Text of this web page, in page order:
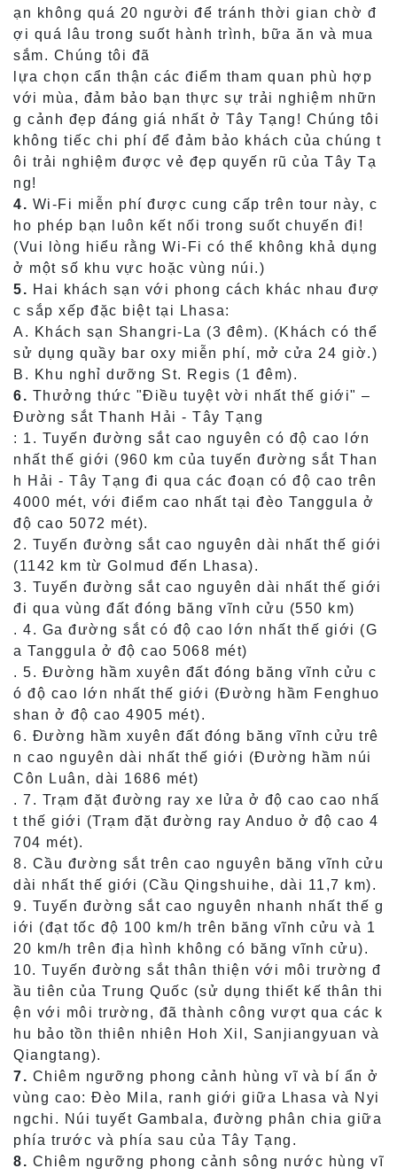
ạn không quá 20 người để tránh thời gian chờ đ
ợi quá lâu trong suốt hành trình, bữa ăn và mua
sắm. Chúng tôi đã
lựa chọn cẩn thận các điểm tham quan phù hợp
với mùa, đảm bảo bạn thực sự trải nghiệm nhữn
g cảnh đẹp đáng giá nhất ở Tây Tạng! Chúng tôi
không tiếc chi phí để đảm bảo khách của chúng t
ôi trải nghiệm được vẻ đẹp quyến rũ của Tây Tạ
ng!
4. Wi-Fi miễn phí được cung cấp trên tour này, c
ho phép bạn luôn kết nối trong suốt chuyến đi!
(Vui lòng hiểu rằng Wi-Fi có thể không khả dụng
ở một số khu vực hoặc vùng núi.)
5. Hai khách sạn với phong cách khác nhau đượ
c sắp xếp đặc biệt tại Lhasa:
A. Khách sạn Shangri-La (3 đêm). (Khách có thể
sử dụng quầy bar oxy miễn phí, mở cửa 24 giờ.)
B. Khu nghỉ dưỡng St. Regis (1 đêm).
6. Thưởng thức "Điều tuyệt vời nhất thế giới" –
Đường sắt Thanh Hải - Tây Tạng
: 1. Tuyến đường sắt cao nguyên có độ cao lớn
nhất thế giới (960 km của tuyến đường sắt Than
h Hải - Tây Tạng đi qua các đoạn có độ cao trên
4000 mét, với điểm cao nhất tại đèo Tanggula ở
độ cao 5072 mét).
2. Tuyến đường sắt cao nguyên dài nhất thế giới
(1142 km từ Golmud đến Lhasa).
3. Tuyến đường sắt cao nguyên dài nhất thế giới
đi qua vùng đất đóng băng vĩnh cửu (550 km)
. 4. Ga đường sắt có độ cao lớn nhất thế giới (G
a Tanggula ở độ cao 5068 mét)
. 5. Đường hầm xuyên đất đóng băng vĩnh cửu c
ó độ cao lớn nhất thế giới (Đường hầm Fenghuo
shan ở độ cao 4905 mét).
6. Đường hầm xuyên đất đóng băng vĩnh cửu trê
n cao nguyên dài nhất thế giới (Đường hầm núi
Côn Luân, dài 1686 mét)
. 7. Trạm đặt đường ray xe lửa ở độ cao cao nhấ
t thế giới (Trạm đặt đường ray Anduo ở độ cao 4
704 mét).
8. Cầu đường sắt trên cao nguyên băng vĩnh cửu
dài nhất thế giới (Cầu Qingshuihe, dài 11,7 km).
9. Tuyến đường sắt cao nguyên nhanh nhất thế g
iới (đạt tốc độ 100 km/h trên băng vĩnh cửu và 1
20 km/h trên địa hình không có băng vĩnh cửu).
10. Tuyến đường sắt thân thiện với môi trường đ
ầu tiên của Trung Quốc (sử dụng thiết kế thân thi
ện với môi trường, đã thành công vượt qua các k
hu bảo tồn thiên nhiên Hoh Xil, Sanjiangyuan và
Qiangtang).
7. Chiêm ngưỡng phong cảnh hùng vĩ và bí ẩn ở
vùng cao: Đèo Mila, ranh giới giữa Lhasa và Nyi
ngchi. Núi tuyết Gambala, đường phân chia giữa
phía trước và phía sau của Tây Tạng.
8. Chiêm ngưỡng phong cảnh sông nước hùng vĩ